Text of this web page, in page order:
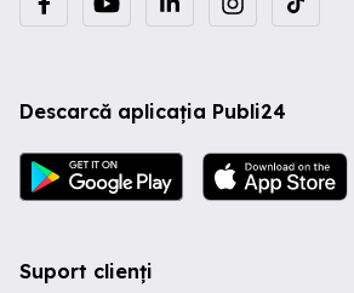
Descarcă aplicația Publi24
Suport clienți